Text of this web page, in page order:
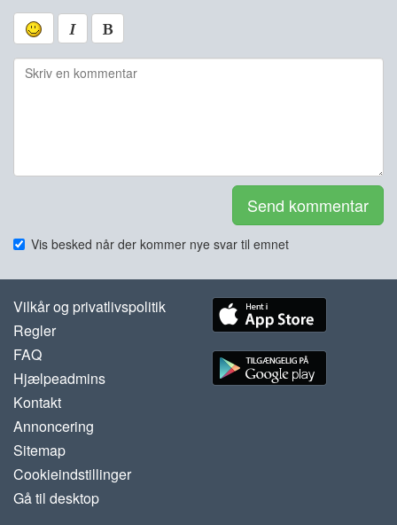
Send kommentar
Vis besked når der kommer nye svar til emnet
Vilkår og privatlivspolitik
Regler
FAQ
Hjælpeadmins
Kontakt
Annoncering
Sitemap
Cookieindstillinger
Gå til desktop